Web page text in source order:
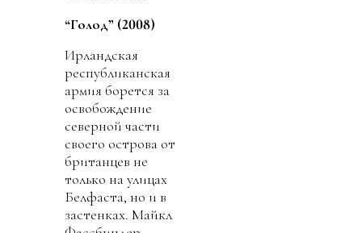
“Голод” (2008)
Ирландская
республиканская
армия борется за
освобождение
северной части
своего острова от
британцев не
только на улицах
Белфаста, но и в
застенках. Майкл